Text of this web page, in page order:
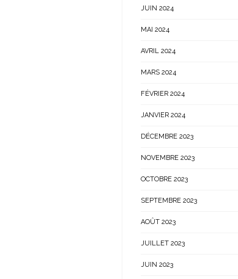
JUIN 2024
MAI 2024
AVRIL 2024
MARS 2024
FÉVRIER 2024
JANVIER 2024
DÉCEMBRE 2023
NOVEMBRE 2023
OCTOBRE 2023
SEPTEMBRE 2023
AOÛT 2023
JUILLET 2023
JUIN 2023